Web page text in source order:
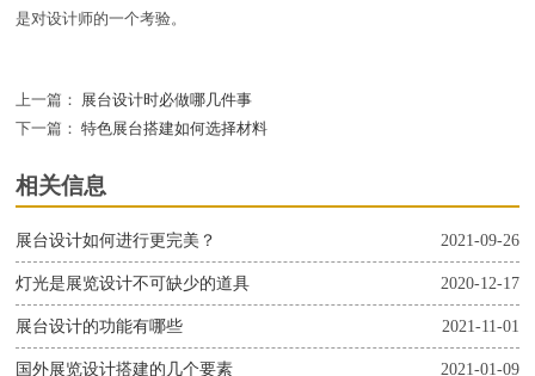
是对设计师的一个考验。
上一篇：
展台设计时必做哪几件事
下一篇： 特色展台搭建如何选择材料
相关信息
2021-09-26
展台设计如何进行更完美？
2020-12-17
灯光是展览设计不可缺少的道具
2021-11-01
展台设计的功能有哪些
2021-01-09
国外展览设计搭建的几个要素